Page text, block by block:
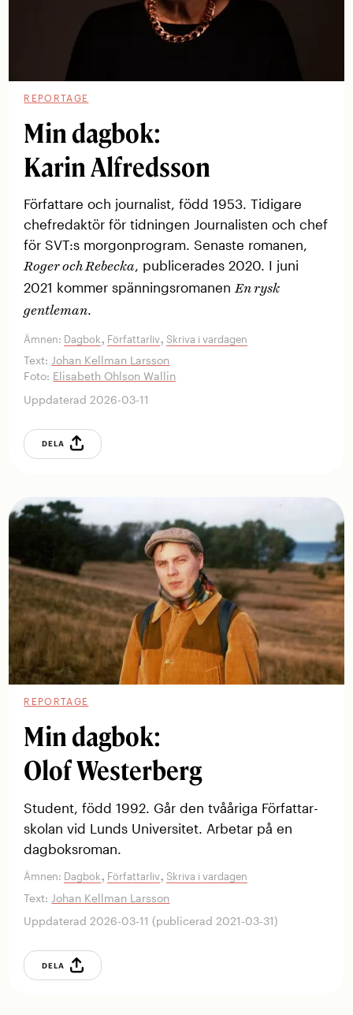
REPORTAGE
Min dagbok:
Karin Alfredsson
Författare och journalist, född 1953. Tidigare
chef­redaktör för tidningen Journalisten och chef
för SVT:s morgon­program. Senaste romanen,
Roger och Rebecka, ­publicerades 2020. I juni
2021 kommer ­spännings­romanen En rysk
gentleman.
Ämnen: Dagbok, Författarliv,Skriva i vardagen
Text:Johan Kellman Larsson
Foto: Elisabeth Ohlson Wallin
Uppdaterad 2026-03-11
DELA
REPORTAGE
Min dagbok:
Olof Westerberg
Student, född 1992. Går den tvååriga Författar­
skolan vid Lunds Universitet. Arbetar på en
dagboksroman.
Ämnen: Dagbok, Författarliv,Skriva i vardagen
Text: Johan Kellman Larsson
Uppdaterad 2026-03-11 (publicerad 2021-03-31)
DELA